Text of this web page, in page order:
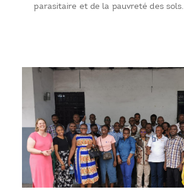
parasitaire et de la pauvreté des sols.